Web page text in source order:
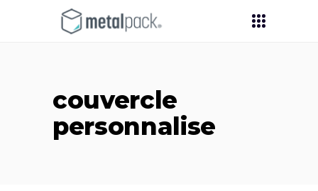
couvercle
personnalise